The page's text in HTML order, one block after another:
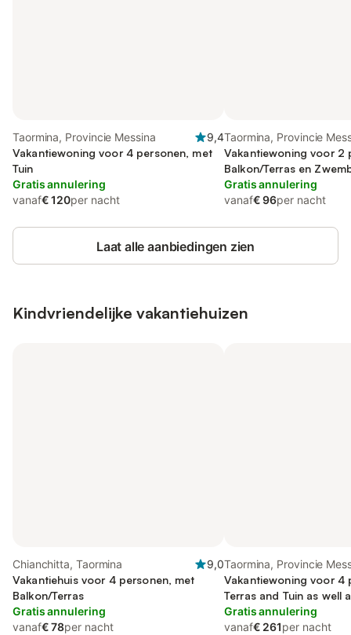
Taormina, Provincie Messina
9,4
Vakantiewoning voor 4 personen, met
Tuin
Gratis annulering
vanaf€ 120per nacht
Taormina, Provincie
Vakantiewoning voor 2
Balkon/Terras en
Gratis annulering
vanaf€ 96per nacht
Laat alle aanbiedingen zien
Kindvriendelijke vakantiehuizen
Chianchitta, Taormina
9,0
Vakantiehuis voor 4 personen, met
Balkon/Terras
Gratis annulering
vanaf€ 78per nacht
Taormina, Provincie
Vakantiewoning voor 4
Terras and Tuin as well
Gratis annulering
vanaf€ 261per nacht